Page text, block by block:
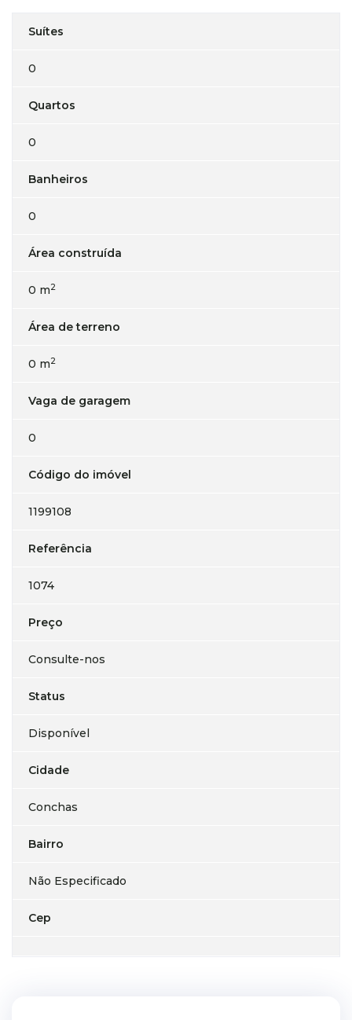
Suítes
0
Quartos
0
Banheiros
0
Área construída
0 m2
Área de terreno
0 m2
Vaga de garagem
0
Código do imóvel
1199108
Referência
1074
Preço
Consulte-nos
Status
Disponível
Cidade
Conchas
Bairro
Não Especificado
Cep